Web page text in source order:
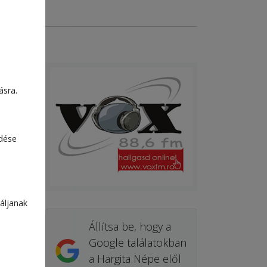
Állítsa be, hogy a
Google találatokban
a Hargita Népe elől